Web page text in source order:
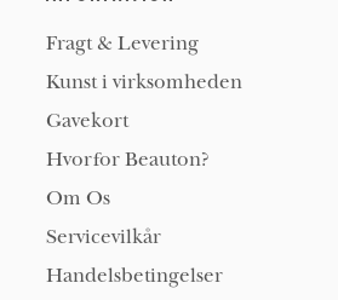
Fragt & Levering
Kunst i virksomheden
Gavekort
Hvorfor Beauton?
Om Os
Servicevilkår
Handelsbetingelser